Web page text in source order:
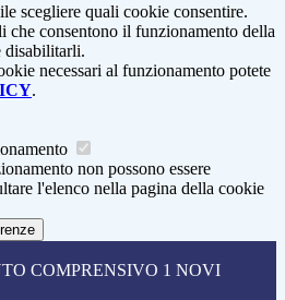
scegliere quali cookie consentire.
che consentono il funzionamento della
disabilitarli.
necessari al funzionamento potete
.
non possono essere
l'elenco nella pagina della cookie
COMPRENSIVO 1 NOVI